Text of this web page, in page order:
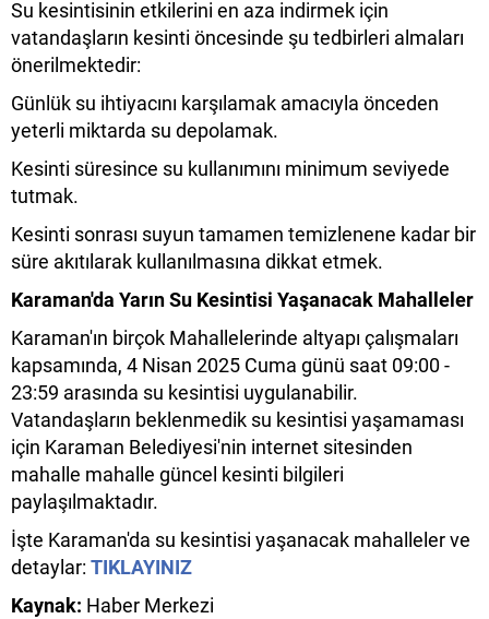
Su kesintisinin etkilerini en aza indirmek için
vatandaşların kesinti öncesinde şu tedbirleri almaları
önerilmektedir:
Günlük su ihtiyacını karşılamak amacıyla önceden
yeterli miktarda su depolamak.
Kesinti süresince su kullanımını minimum seviyede
tutmak.
Kesinti sonrası suyun tamamen temizlenene kadar bir
süre akıtılarak kullanılmasına dikkat etmek.
Karaman'da Yarın Su Kesintisi Yaşanacak Mahalleler
Karaman'ın birçok Mahallelerinde altyapı çalışmaları
kapsamında, 4 Nisan 2025 Cuma günü saat 09:00 -
23:59 arasında su kesintisi uygulanabilir.
Vatandaşların beklenmedik su kesintisi yaşamaması
için Karaman Belediyesi'nin internet sitesinden
mahalle mahalle güncel kesinti bilgileri
paylaşılmaktadır.
İşte Karaman'da su kesintisi yaşanacak mahalleler ve
detaylar: TIKLAYINIZ
Kaynak: Haber Merkezi